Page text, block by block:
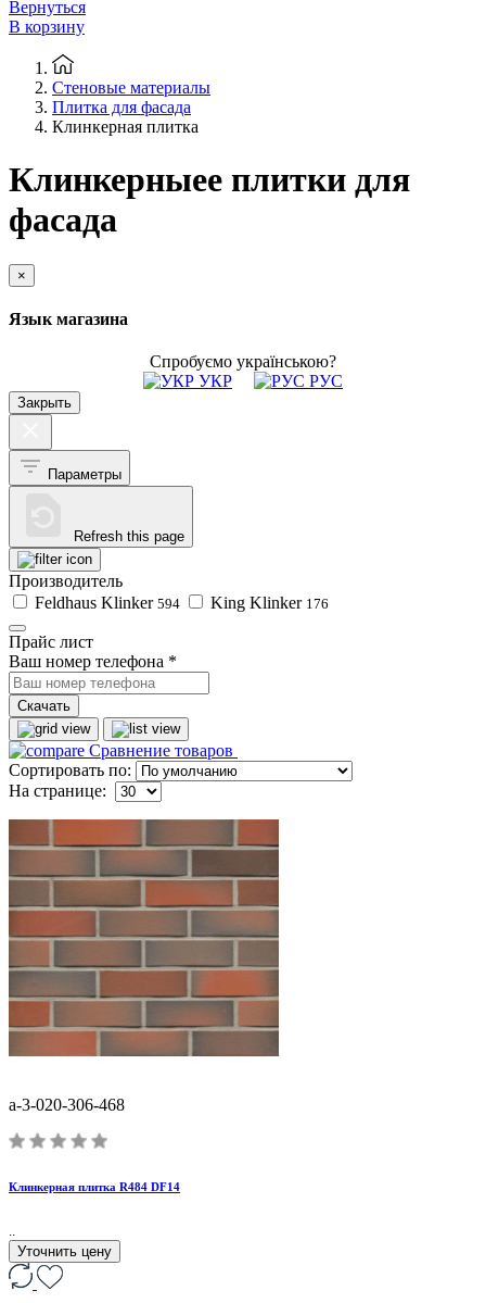
Вернуться
В корзину
Стеновые материалы
Плитка для фасада
Клинкерная плитка
Клинкерныее плитки для
фасада
×
Язык магазина
Спробуємо українською?
УКР
РУС
Закрыть
Параметры
Refresh this page
Производитель
Feldhaus Klinker 594 King Klinker 176
Прайс лист
Ваш номер телефона *
Скачать
Сравнение товаров
Сортировать по:
На странице:
a-3-020-306-468
Клинкерная плитка R484 DF14
..
Уточнить цену